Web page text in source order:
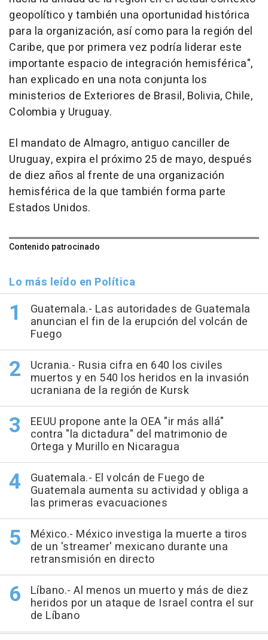
geopolítico y también una oportunidad histórica
para la organización, así como para la región del
Caribe, que por primera vez podría liderar este
importante espacio de integración hemisférica",
han explicado en una nota conjunta los
ministerios de Exteriores de Brasil, Bolivia, Chile,
Colombia y Uruguay.
El mandato de Almagro, antiguo canciller de
Uruguay, expira el próximo 25 de mayo, después
de diez años al frente de una organización
hemisférica de la que también forma parte
Estados Unidos.
Contenido patrocinado
Lo más leído en Política
Guatemala.- Las autoridades de Guatemala
anuncian el fin de la erupción del volcán de
Fuego
Ucrania.- Rusia cifra en 640 los civiles
muertos y en 540 los heridos en la invasión
ucraniana de la región de Kursk
EEUU propone ante la OEA "ir más allá"
contra "la dictadura" del matrimonio de
Ortega y Murillo en Nicaragua
Guatemala.- El volcán de Fuego de
Guatemala aumenta su actividad y obliga a
las primeras evacuaciones
México.- México investiga la muerte a tiros
de un 'streamer' mexicano durante una
retransmisión en directo
Líbano.- Al menos un muerto y más de diez
heridos por un ataque de Israel contra el sur
de Líbano